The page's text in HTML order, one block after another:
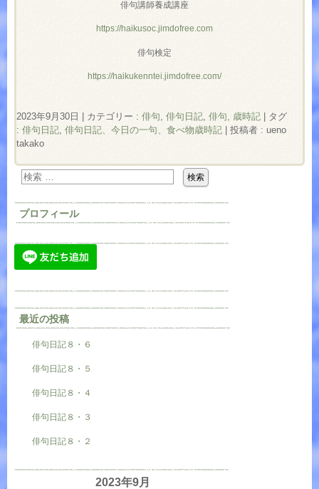
俳句講師養成講座
https://haikusoc.jimdofree.com
俳句検定
https://haikukenntei.jimdofree.com/
2023年9月30日 カテゴリー : 俳句 俳句日記 俳句, 歳時記
タグ
: 俳句日記 俳句日記、今日の一句、食べ物歳時記
投稿者 : ueno
takako
プロフィール
最近の投稿
俳句日記８・６
俳句日記８・５
俳句日記８・４
俳句日記８・３
俳句日記８・２
2023年9月